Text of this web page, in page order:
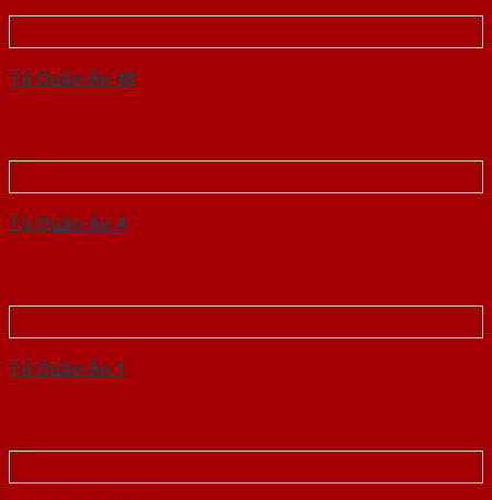
Tủ Quần Áo 48
Tủ Quần Áo 4
Tủ Quần Áo 1